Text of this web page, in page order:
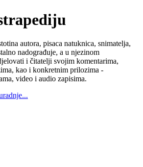
autora, pisaca natuknica, snimatelja,
nadograđuje, a u njezinom
i čitatelji svojim komentarima,
kao i konkretnim prilozima -
video i audio zapisima.